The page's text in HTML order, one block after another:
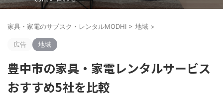
家具・家電のサブスク・レンタルMODHI > 地域 >
広告 地域
豊中市の家具・家電レンタルサービス
おすすめ5社を比較